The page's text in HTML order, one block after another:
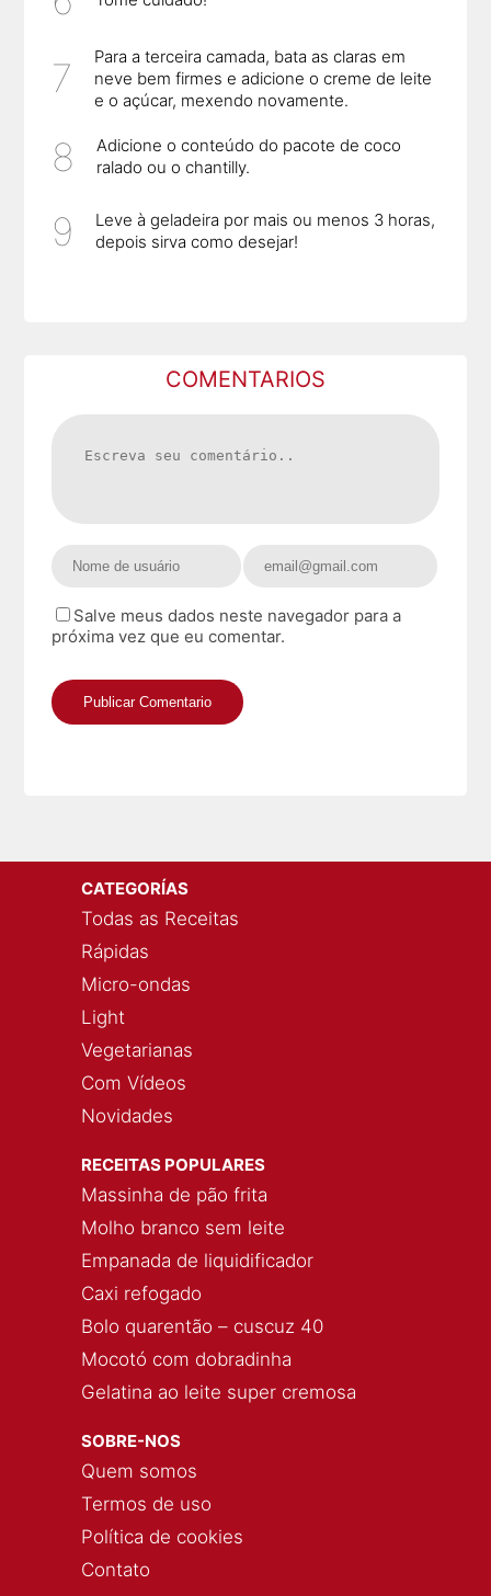
Para a terceira camada, bata as claras em
neve bem firmes e adicione o creme de leite
e o açúcar, mexendo novamente.
Adicione o conteúdo do pacote de coco
ralado ou o chantilly.
Leve à geladeira por mais ou menos 3 horas,
depois sirva como desejar!
COMENTARIOS
Salve meus dados neste navegador para a
próxima vez que eu comentar.
CATEGORÍAS
Todas as Receitas
Rápidas
Micro-ondas
Light
Vegetarianas
Com Vídeos
Novidades
RECEITAS POPULARES
Massinha de pão frita
Molho branco sem leite
Empanada de liquidificador
Caxi refogado
Bolo quarentão – cuscuz 40
Mocotó com dobradinha
Gelatina ao leite super cremosa
SOBRE-NOS
Quem somos
Termos de uso
Política de cookies
Contato